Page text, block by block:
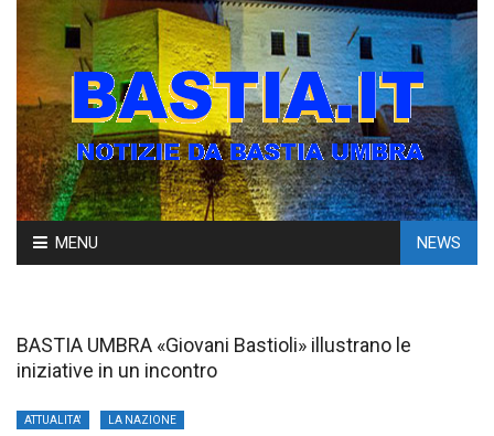
Skip
to
MENU NEWS
BASTIA UMBRA «Giovani Bastioli» illustrano le
iniziative in un incontro
ATTUALITA' LA NAZIONE